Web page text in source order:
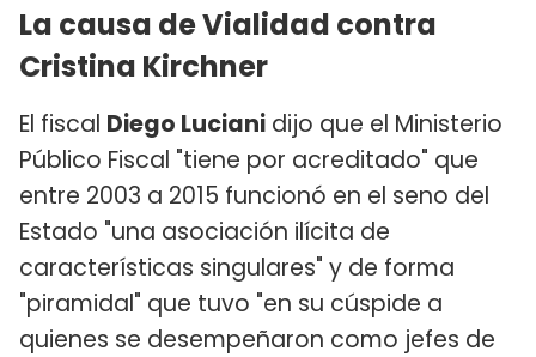
La causa de Vialidad contra
Cristina Kirchner
El fiscal Diego Luciani dijo que el Ministerio
Público Fiscal "tiene por acreditado" que
entre 2003 a 2015 funcionó en el seno del
Estado "una asociación ilícita de
características singulares" y de forma
"piramidal" que tuvo "en su cúspide a
quienes se desempeñaron como jefes de